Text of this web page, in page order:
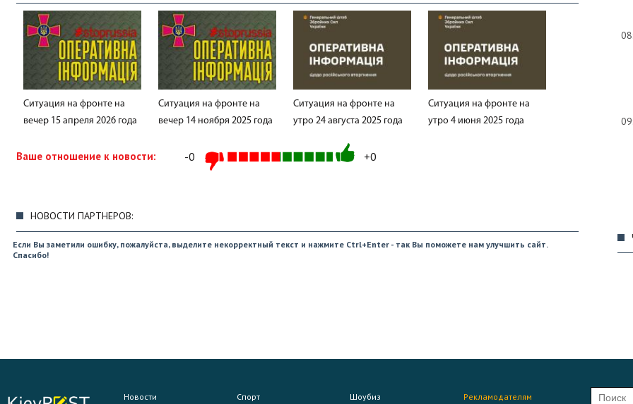
Ситуация на фронте на
вечер 15 апреля 2026 года
Ситуация на фронте на
вечер 14 ноября 2025 года
Ситуация на фронте на
утро 24 августа 2025 года
Ситуация на фронте на
утро 4 июня 2025 года
Ваше отношение к новости: -0 +0
НОВОСТИ ПАРТНЕРОВ:
Если Вы заметили ошибку, пожалуйста, выделите некорректный текст и нажмите Ctrl+Enter - так Вы поможете нам улучшить сайт.
Спасибо!
Новости Спорт Шоубиз Рекламодателям